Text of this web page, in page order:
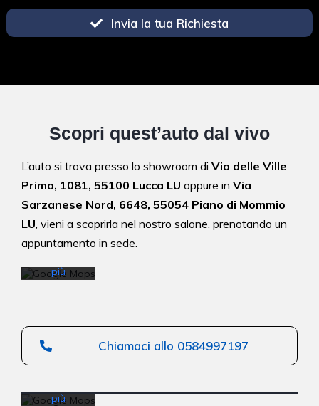
Invia la tua Richiesta
Scopri quest’auto dal vivo
L’auto si trova presso lo showroom di Via delle Ville
Prima, 1081, 55100 Lucca LU oppure in Via
Sarzanese Nord, 6648, 55054 Piano di Mommio
LU vieni a scoprirla nel nostro salone, prenotando un
appuntamento in sede.
la mappa,
l'utente
accetta
l'informativ
a sulla
privacy di
Google.
più
mappa
Sblocca
sempre
Maps
Chiamaci allo 0584997197
Caricando
a sulla
più